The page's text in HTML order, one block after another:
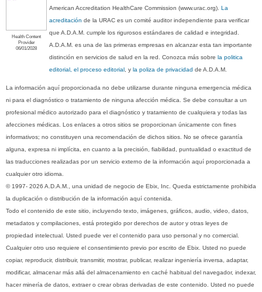
Health Content
Provider
06/01/2028
American Accreditation HealthCare Commission (www.urac.org).La
acreditación de la URAC es un comité auditor independiente para verificar
que A.D.A.M. cumple los rigurosos estándares de calidad e integridad.
A.D.A.M. es una de las primeras empresas en alcanzar esta tan importante
distinción en servicios de salud en la red. Conozca más sobrela politica
editorial, el proceso editorial , yla poliza de privacidad de A.D.A.M.
La información aquí proporcionada no debe utilizarse durante ninguna emergencia médica
ni para el diagnóstico o tratamiento de ninguna afección médica. Se debe consultar a un
profesional médico autorizado para el diagnóstico y tratamiento de cualquiera y todas las
afecciones médicas. Los enlaces a otros sitios se proporcionan únicamente con fines
informativos; no constituyen una recomendación de dichos sitios. No se ofrece garantía
alguna, expresa ni implícita, en cuanto a la precisión, fiabilidad, puntualidad o exactitud de
las traducciones realizadas por un servicio externo de la información aquí proporcionada a
cualquier otro idioma.
© 1997- 2026 A.D.A.M., una unidad de negocio de Ebix, Inc. Queda estrictamente prohibida
la duplicación o distribución de la información aquí contenida.
Todo el contenido de este sitio, incluyendo texto, imágenes, gráficos, audio, video, datos,
metadatos y compilaciones, está protegido por derechos de autor y otras leyes de
propiedad intelectual. Usted puede ver el contenido para uso personal y no comercial.
Cualquier otro uso requiere el consentimiento previo por escrito de Ebix. Usted no puede
copiar, reproducir, distribuir, transmitir, mostrar, publicar, realizar ingeniería inversa, adaptar,
modificar, almacenar más allá del almacenamiento en caché habitual del navegador, indexar,
hacer minería de datos, extraer o crear obras derivadas de este contenido. Usted no puede